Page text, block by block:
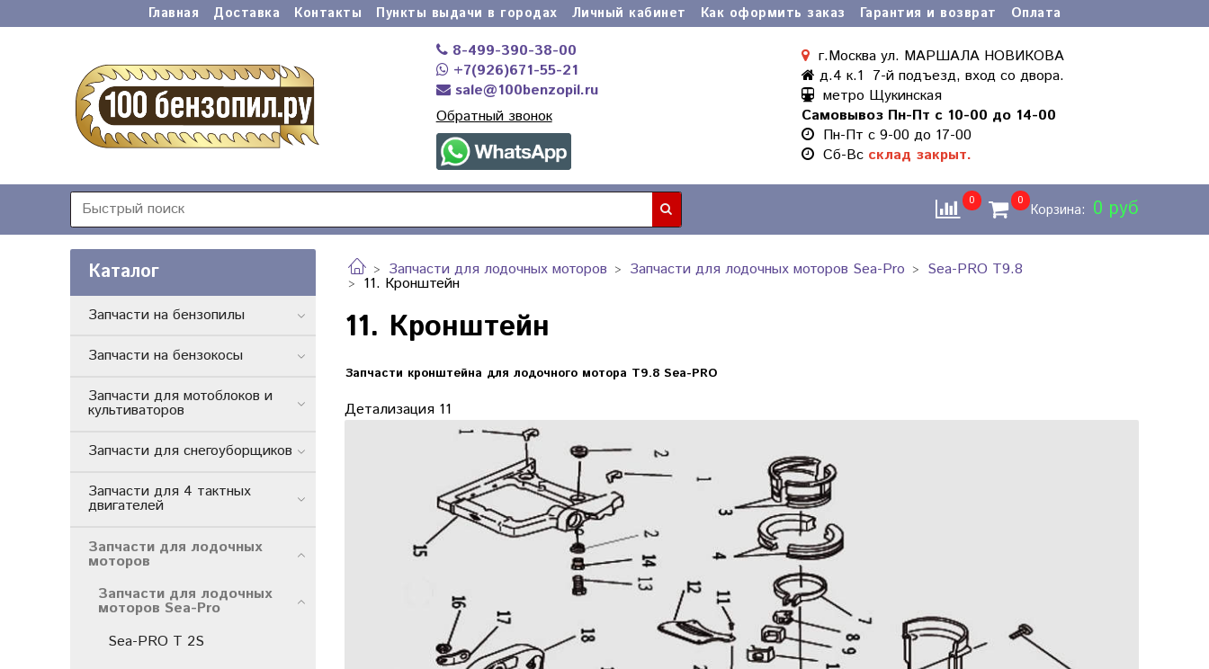
Главная Доставка Контакты Пункты выдачи в городах Личный кабинет Как оформить заказ Гарантия и возврат Оплата
8-499-390-38-00
+7(926)671-55-21
sale@100benzopil.ru
Обратный звонок
г.Москва ул. МАРШАЛА НОВИКОВА
д.4 к.1 7-й подъезд, вход со двора.
метро Щукинская
Самовывоз Пн-Пт с 10-00 до 14-00
Пн-Пт с 9-00 до 17-00
Cб-Вс склад закрыт.
0 0
Корзина: 0 руб
Запчасти для лодочных моторов Запчасти для лодочных моторов Sea-Pro Sea-PRO T9.8
11. Кронштейн
11. Кронштейн
Запчасти кронштейна для лодочного мотора T9.8 Sea-PRO
Детализация 11
Каталог
Запчасти на бензопилы
Запчасти на бензокосы
Запчасти для мотоблоков и
культиваторов
Запчасти для снегоуборщиков
Запчасти для 4 тактных
двигателей
Запчасти для лодочных
моторов
Запчасти для лодочных
моторов Sea-Pro
Sea-PRO Т 2S